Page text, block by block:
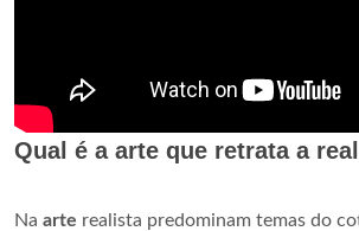
Qual é a arte que retrata a
Na arte realista predominam temas do